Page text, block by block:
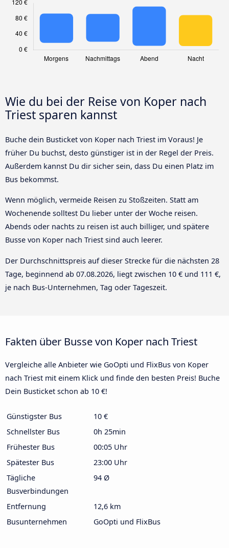
Wie du bei der Reise von Koper nach
Triest sparen kannst
Buche dein Busticket von Koper nach Triest im Voraus! Je
früher Du buchst, desto günstiger ist in der Regel der Preis.
Außerdem kannst Du dir sicher sein, dass Du einen Platz im
Bus bekommst.
Wenn möglich, vermeide Reisen zu Stoßzeiten. Statt am
Wochenende solltest Du lieber unter der Woche reisen.
Abends oder nachts zu reisen ist auch billiger, und spätere
Busse von Koper nach Triest sind auch leerer.
Der Durchschnittspreis auf dieser Strecke für die nächsten 28
Tage, beginnend ab 07.08.2026, liegt zwischen 10 € und 111 €,
je nach Bus-Unternehmen, Tag oder Tageszeit.
Fakten über Busse von Koper nach Triest
Vergleiche alle Anbieter wie GoOpti und FlixBus von Koper
nach Triest mit einem Klick und finde den besten Preis! Buche
Dein Busticket schon ab 10 €!
Günstigster Bus
10 €
Schnellster Bus
0h 25min
Frühester Bus
00:05 Uhr
Spätester Bus
23:00 Uhr
Tägliche
Busverbindungen
94 Ø
Entfernung
12,6 km
Busunternehmen
GoOpti und FlixBus